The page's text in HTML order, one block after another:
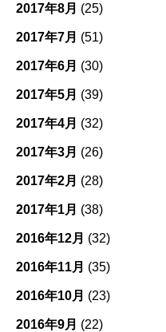
2017年8月 (25)
2017年7月 (51)
2017年6月 (30)
2017年5月 (39)
2017年4月 (32)
2017年3月 (26)
2017年2月 (28)
2017年1月 (38)
2016年12月 (32)
2016年11月 (35)
2016年10月 (23)
2016年9月 (22)